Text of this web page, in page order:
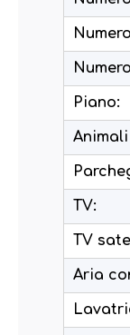
Piano:
TV:
TV
Aria